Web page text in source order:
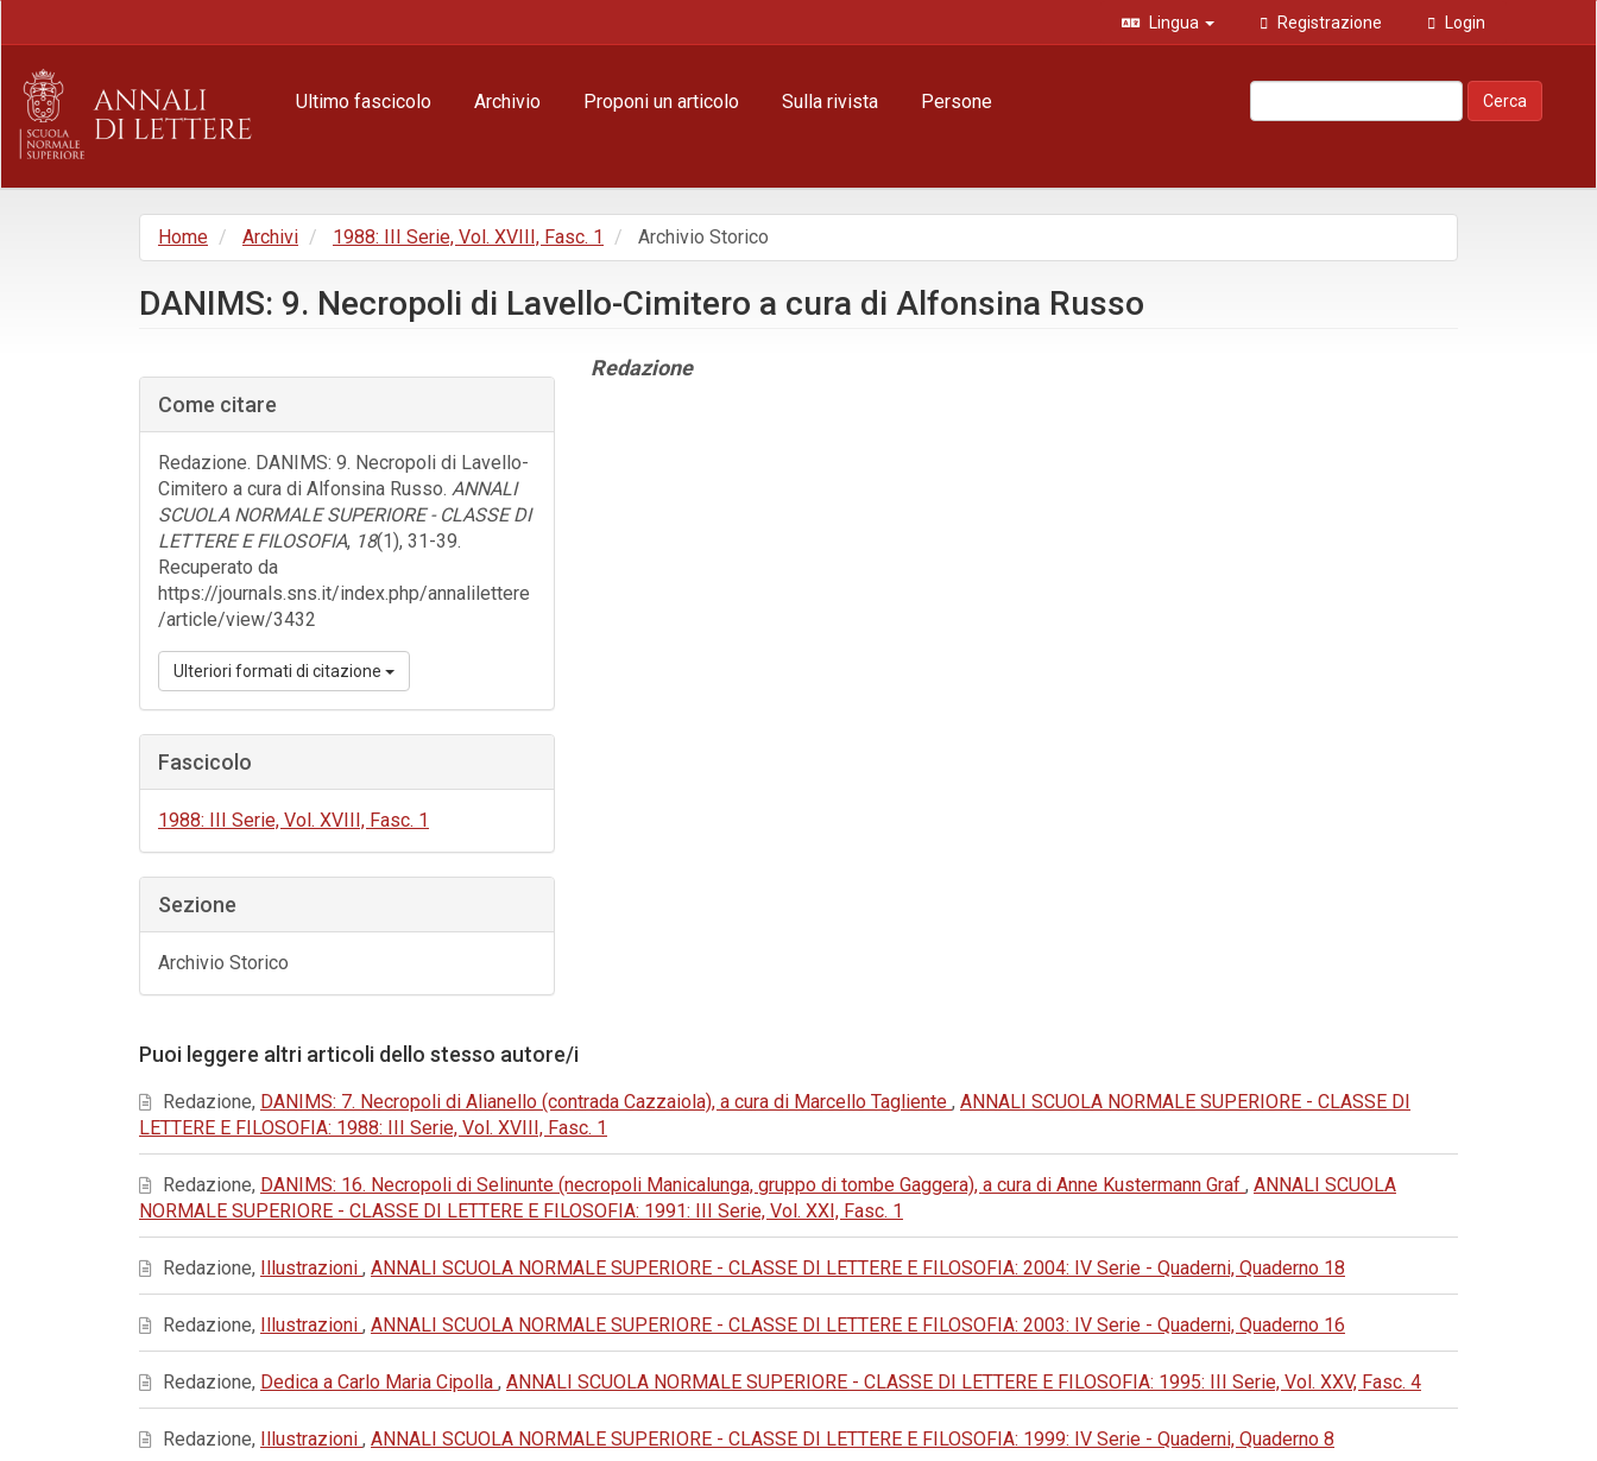
principale
Barra
laterale
Lingua Registrazione Login
Ultimo fascicolo Archivio Proponi un articolo Sulla rivista Persone Cerca
Home Archivi 1988: III Serie, Vol. XVIII, Fasc. 1 Archivio Storico
DANIMS: 9. Necropoli di Lavello-Cimitero a cura di Alfonsina Russo
laterale
dell'articolo
Come citare
Redazione. DANIMS: 9. Necropoli di Lavello-
Cimitero a cura di Alfonsina Russo. ANNALI
SCUOLA NORMALE SUPERIORE - CLASSE DI
LETTERE E FILOSOFIA, 18(1), 31-39.
Recuperato da
https://journals.sns.it/index.php/annalilettere
/article/view/3432
Ulteriori formati di citazione
Fascicolo
1988: III Serie, Vol. XVIII, Fasc. 1
Sezione
Archivio Storico
Contenuto
Redazione
Puoi leggere altri articoli dello stesso autore/i
Redazione, DANIMS: 7. Necropoli di Alianello (contrada Cazzaiola), a cura di Marcello Tagliente , ANNALI SCUOLA NORMALE SUPERIORE - CLASSE DI
LETTERE E FILOSOFIA: 1988: III Serie, Vol. XVIII, Fasc. 1
Redazione, DANIMS: 16. Necropoli di Selinunte (necropoli Manicalunga, gruppo di tombe Gaggera), a cura di Anne Kustermann Graf , ANNALI SCUOLA
NORMALE SUPERIORE - CLASSE DI LETTERE E FILOSOFIA: 1991: III Serie, Vol. XXI, Fasc. 1
Redazione, Illustrazioni , ANNALI SCUOLA NORMALE SUPERIORE - CLASSE DI LETTERE E FILOSOFIA: 2004: IV Serie - Quaderni, Quaderno 18
Redazione, Illustrazioni , ANNALI SCUOLA NORMALE SUPERIORE - CLASSE DI LETTERE E FILOSOFIA: 2003: IV Serie - Quaderni, Quaderno 16
Redazione, Dedica a Carlo Maria Cipolla , ANNALI SCUOLA NORMALE SUPERIORE - CLASSE DI LETTERE E FILOSOFIA: 1995: III Serie, Vol. XXV, Fasc. 4
Redazione, Illustrazioni , ANNALI SCUOLA NORMALE SUPERIORE - CLASSE DI LETTERE E FILOSOFIA: 1999: IV Serie - Quaderni, Quaderno 8